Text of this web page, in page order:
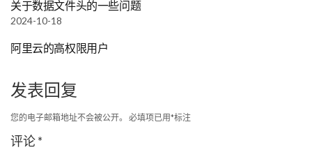
关于数据文件头的一些问题
2024-10-18
阿里云的高权限用户
发表回复
您的电子邮箱地址不会被公开。 必填项已用*标注
评论*